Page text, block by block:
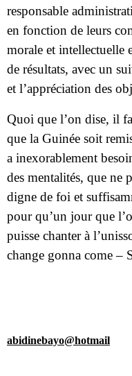
responsable
en fonction de leurs
morale et intellectuelle
de résultats, avec un
et l’appréciation des
Quoi que l’on dise, il
que la Guinée soit
a inexorablement
des mentalités, que ne
digne de foi et
pour qu’un jour que
puisse chanter à
change gonna come –
abidinebayo@hotmail